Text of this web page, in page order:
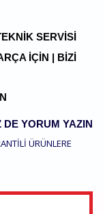
SERVISI
IÇIN | BIZI
DE YORUM YAZIN
ÜRÜNLERE